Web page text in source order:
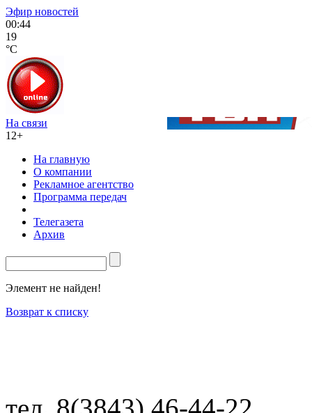
Эфир новостей
00:44
19
°C
На связи
12+
На главную
О компании
Рекламное агентство
Программа передач
Телегазета
Архив
Элемент не найден!
Возврат к списку